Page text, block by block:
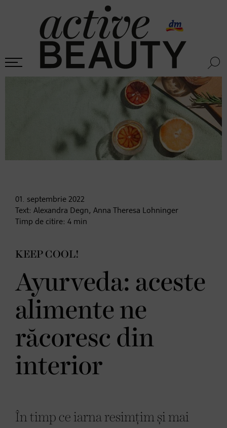
01. septembrie 2022
Text: Alexandra Degn, Anna Theresa Lohninger
Timp de citire: 4 min
KEEP COOL!
Ayurveda: aceste
alimente ne
răcoresc din
interior
În timp ce iarna resimțim și mai